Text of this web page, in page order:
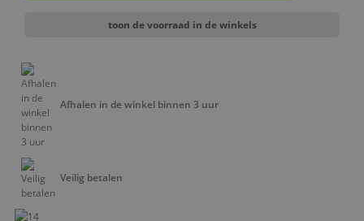
toon de voorraad in de winkels
Afhalen in de winkel binnen 3 uur
Veilig betalen